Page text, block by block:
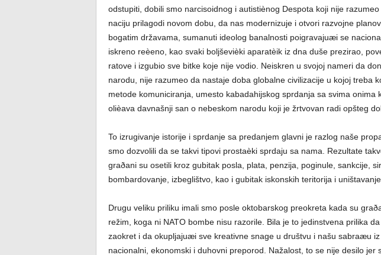
odstupiti, dobili smo narcisoidnog i autistiènog Despota koji nije
naciju prilagodi novom dobu, da nas modernizuje i otvori razvojne
bogatim državama, sumanuti ideolog banalnosti poigravajuæi se
iskreno reèeno, kao svaki boljševièki aparatèik iz dna duše prezirao,
ratove i izgubio sve bitke koje nije vodio. Neiskren u svojoj nameri da
narodu, nije razumeo da nastaje doba globalne civilizacije u kojoj treba
metode komuniciranja, umesto kabadahijskog sprdanja sa svima onima
olièava davnašnji san o nebeskom narodu koji je žrtvovan radi opšteg
To izrugivanje istorije i sprdanje sa predanjem glavni je razlog naše
smo dozvolili da se takvi tipovi prostaèki sprdaju sa nama. Rezultate
graðani su osetili kroz gubitak posla, plata, penzija, poginule, sankcije,
bombardovanje, izbeglištvo, kao i gubitak iskonskih teritorija i
Drugu veliku priliku imali smo posle oktobarskog preokreta kada su
režim, koga ni NATO bombe nisu razorile. Bila je to jedinstvena prilika
zaokret i da okupljajuæi sve kreativne snage u društvu i našu sabraæu
nacionalni, ekonomski i duhovni preporod. Nažalost, to se nije desilo jer